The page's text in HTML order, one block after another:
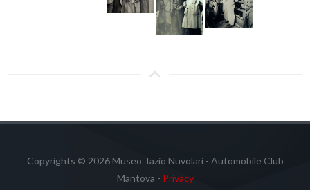
Copyrights © 2026 Museo Tazio Nuvolari - Automobile Club
Mantova - Privacy